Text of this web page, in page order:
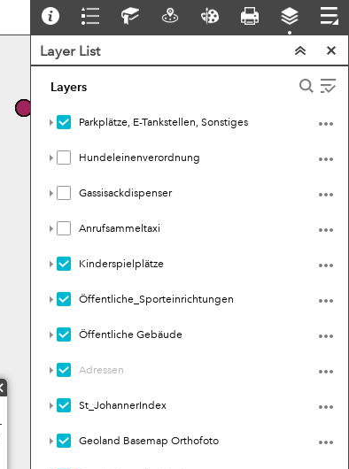
Layer List
Layers
Parkplätze, E-Tankstellen, Sonstiges
Hundeleinenverordnung
Gassisackdispenser
Anrufsammeltaxi
Kinderspielplätze
Öffentliche_Sporteinrichtungen
Öffentliche Gebäude
Adressen
St_JohannerIndex
Geoland Basemap Orthofoto